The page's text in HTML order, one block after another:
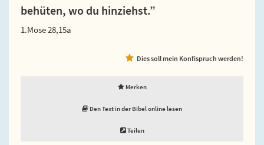
behüten, wo du hinziehst.”
1.Mose 28,15a
Dies soll mein Konfispruch werden!
Merken
Den Text in der Bibel online lesen
Teilen